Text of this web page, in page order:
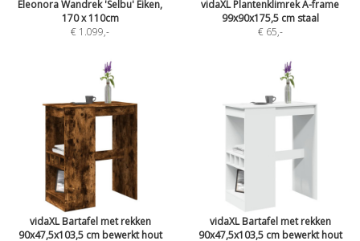
Eleonora Wandrek 'Selbu' Eiken,
170 x 110cm
€ 1.099,-
vidaXL Plantenklimrek A-frame
99x90x175,5 cm staal
€ 65,-
vidaXL Bartafel met rekken
90x47,5x103,5 cm bewerkt hout
vidaXL Bartafel met rekken
90x47,5x103,5 cm bewerkt hout